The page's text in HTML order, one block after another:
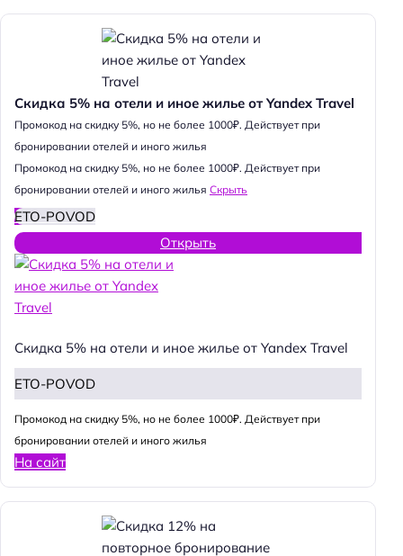
Скидка 5% на отели и иное жилье от Yandex Travel
Промокод на скидку 5%, но не более 1000₽. Действует при
бронировании отелей и иного жилья
Промокод на скидку 5%, но не более 1000₽. Действует при
бронировании отелей и иного жилья Скрыть
ETO-POVOD
Открыть
Скидка 5% на отели и иное жилье от Yandex Travel
ETO-POVOD
Промокод на скидку 5%, но не более 1000₽. Действует при
бронировании отелей и иного жилья
На сайт